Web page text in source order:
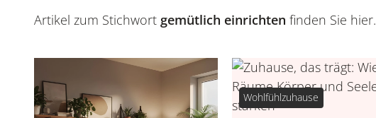
Artikel zum Stichwort gemütlich einrichten finden Sie hier.
Wohlfühlzuhause